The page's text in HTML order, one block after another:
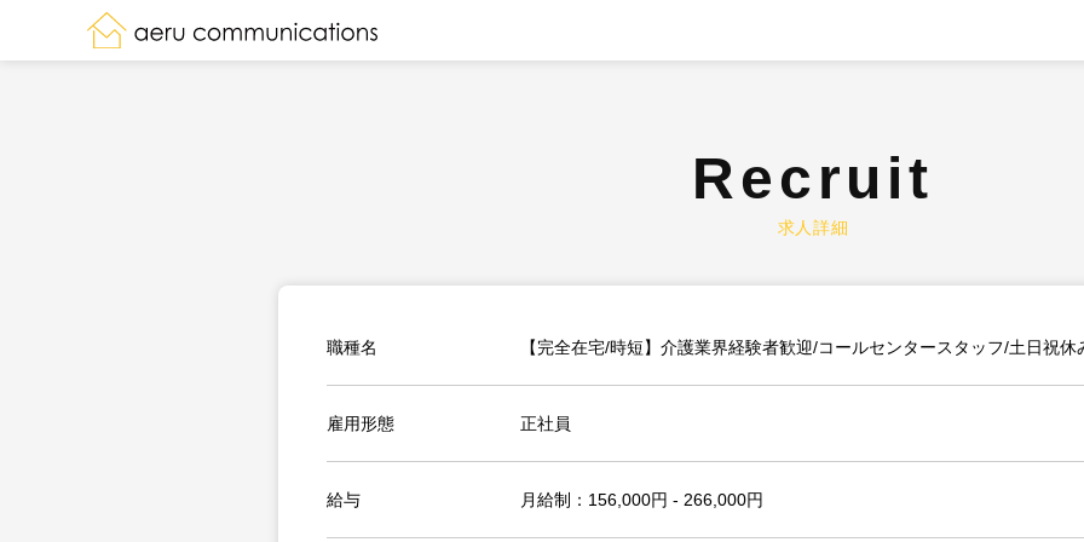
Recruit
求人詳細
職種名 【完全在宅/時短】介護業界経験者歓迎/コールセンタースタッフ/土日祝休
雇用形態 正社員
給与 月給制：156,000円 - 266,000円